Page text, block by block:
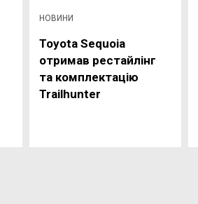
НОВИНИ
Toyota Sequoia
отримав рестайлінг
та комплектацію
Trailhunter